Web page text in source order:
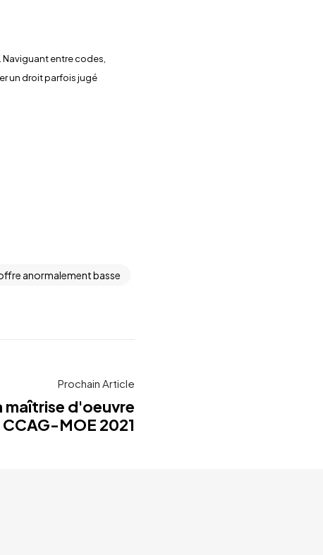
Naviguant entre codes,
un droit parfois jugé
anormalement basse
Prochain Article
maîtrise d'oeuvre
CCAG-MOE 2021